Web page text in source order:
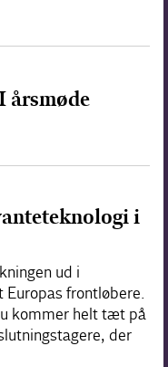
årsmøde
i
ud i
Europas frontløbere.
kommer helt tæt på
der